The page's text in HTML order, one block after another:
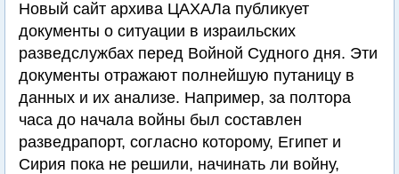
Новый сайт архива ЦАХАЛа публикует
документы о ситуации в израильских
разведслужбах перед Войной Судного дня. Эти
документы отражают полнейшую путаницу в
данных и их анализе. Например, за полтора
часа до начала войны был составлен
разведрапорт, согласно которому, Египет и
Сирия пока не решили, начинать ли войну,